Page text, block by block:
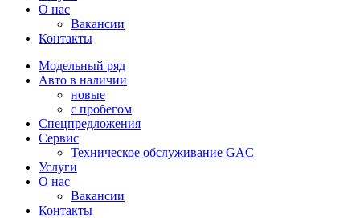
О нас
Вакансии
Контакты
Модельный ряд
Авто в наличии
новые
с пробегом
Спецпредложения
Сервис
Техническое обслуживание GAC
Услуги
О нас
Вакансии
Контакты